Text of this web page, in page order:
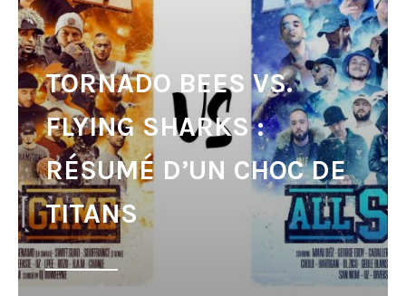
TORNADO BEES VS.
FLYING SHARKS :
RÉSUMÉ D’UN CHOC DE
TITANS